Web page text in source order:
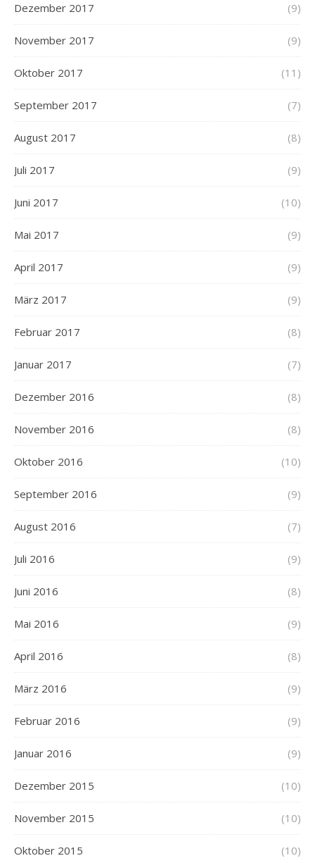
Dezember 2017 (9)
November 2017 (9)
Oktober 2017 (11)
September 2017 (7)
August 2017 (8)
Juli 2017 (9)
Juni 2017 (10)
Mai 2017 (9)
April 2017 (9)
März 2017 (9)
Februar 2017 (8)
Januar 2017 (7)
Dezember 2016 (8)
November 2016 (8)
Oktober 2016 (10)
September 2016 (9)
August 2016 (7)
Juli 2016 (9)
Juni 2016 (8)
Mai 2016 (9)
April 2016 (8)
März 2016 (9)
Februar 2016 (9)
Januar 2016 (9)
Dezember 2015 (10)
November 2015 (10)
Oktober 2015 (10)